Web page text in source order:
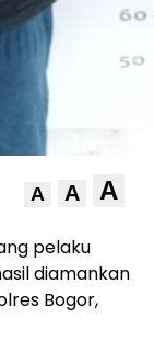
A A A
pelaku
diamankan
Bogor,